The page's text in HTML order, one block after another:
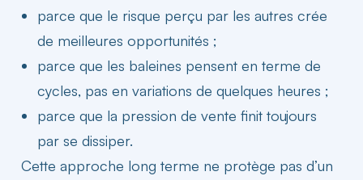
parce que le risque perçu par les autres crée
de meilleures opportunités ;
parce que les baleines pensent en terme de
cycles, pas en variations de quelques heures ;
parce que la pression de vente finit toujours
par se dissiper.
Cette approche long terme ne protège pas d’un